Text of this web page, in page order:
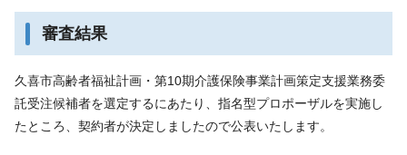
審査結果
久喜市高齢者福祉計画・第10期介護保険事業計画策定支援業務委
託受注候補者を選定するにあたり、指名型プロポーザルを実施し
たところ、契約者が決定しましたので公表いたします。